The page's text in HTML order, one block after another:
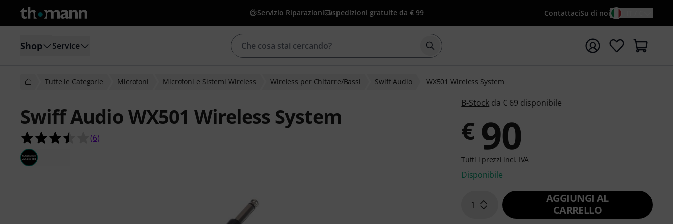
Servizio Riparazioni spedizioni gratuite da € 99 ContattaciSu di noi
Shop Service Avviare la ricerca con il termine di ricerca {searchTerm}
Tutte le Categorie Microfoni Microfoni e Sistemi Wireless Wireless per Chitarre/Bassi Swiff Audio WX501 Wireless System
Swiff Audio WX501 Wireless System
3.5 su 5 stelle su 6 valutazioni dei clienti
(6)
B-Stock da € 69 disponibile
€ 90
Tutti i prezzi incl. IVA
Disponibile
1
AGGIUNGI AL
CARRELLO